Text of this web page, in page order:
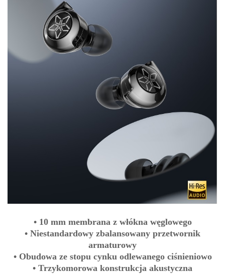
• 10 mm membrana z włókna węglowego
• Niestandardowy zbalansowany przetwornik
armaturowy
• Obudowa ze stopu cynku odlewanego ciśnieniowo
• Trzykomorowa konstrukcja akustyczna